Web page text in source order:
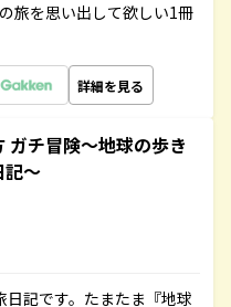
旅を思い出して欲しい1冊
詳細を見る
ガチ冒険～地球の歩き
記～
記です。たまたま『地球